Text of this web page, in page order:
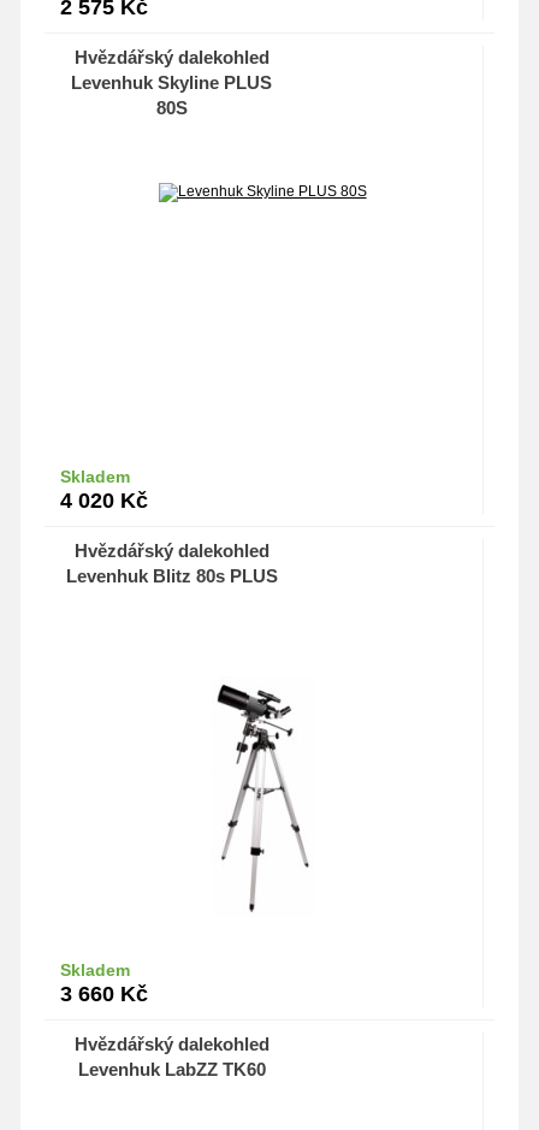
2 575 Kč
Hvězdářský dalekohled
Levenhuk Skyline PLUS
80S
Skladem
4 020 Kč
Hvězdářský dalekohled
Levenhuk Blitz 80s PLUS
Skladem
3 660 Kč
Hvězdářský dalekohled
Levenhuk LabZZ TK60